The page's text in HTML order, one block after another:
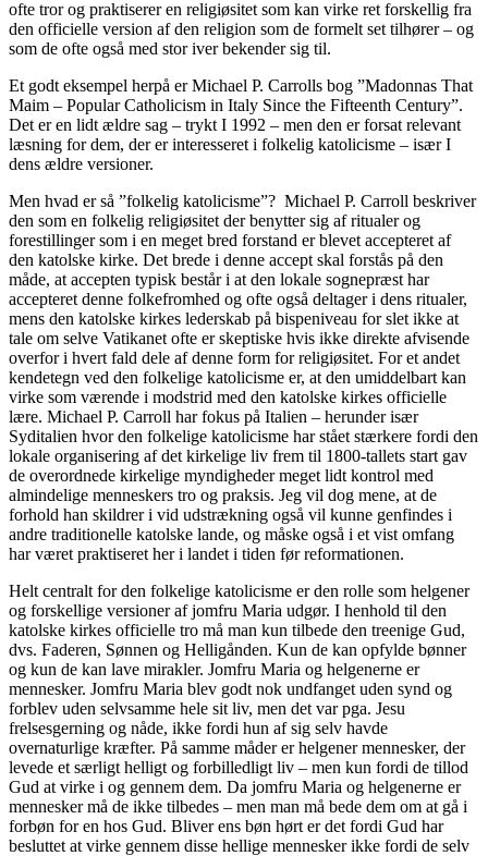
ofte tror og praktiserer en religiøsitet som kan virke ret forskellig fra
den officielle version af den religion som de formelt set tilhører – og
som de ofte også med stor iver bekender sig til.
Et godt eksempel herpå er Michael P. Carrolls bog ”Madonnas That
Maim – Popular Catholicism in Italy Since the Fifteenth Century”.
Det er en lidt ældre sag – trykt I 1992 – men den er forsat relevant
læsning for dem, der er interesseret i folkelig katolicisme – især I
dens ældre versioner.
Men hvad er så ”folkelig katolicisme”? Michael P. Carroll beskriver
den som en folkelig religiøsitet der benytter sig af ritualer og
forestillinger som i en meget bred forstand er blevet accepteret af
den katolske kirke. Det brede i denne accept skal forstås på den
måde, at accepten typisk består i at den lokale sognepræst har
accepteret denne folkefromhed og ofte også deltager i dens ritualer,
mens den katolske kirkes lederskab på bispeniveau for slet ikke at
tale om selve Vatikanet ofte er skeptiske hvis ikke direkte afvisende
overfor i hvert fald dele af denne form for religiøsitet. For et andet
kendetegn ved den folkelige katolicisme er, at den umiddelbart kan
virke som værende i modstrid med den katolske kirkes officielle
lære. Michael P. Carroll har fokus på Italien – herunder især
Syditalien hvor den folkelige katolicisme har stået stærkere fordi den
lokale organisering af det kirkelige liv frem til 1800-tallets start gav
de overordnede kirkelige myndigheder meget lidt kontrol med
almindelige menneskers tro og praksis. Jeg vil dog mene, at de
forhold han skildrer i vid udstrækning også vil kunne genfindes i
andre traditionelle katolske lande, og måske også i et vist omfang
har været praktiseret her i landet i tiden før reformationen.
Helt centralt for den folkelige katolicisme er den rolle som helgener
og forskellige versioner af jomfru Maria udgør. I henhold til den
katolske kirkes officielle tro må man kun tilbede den treenige Gud,
dvs. Faderen, Sønnen og Helligånden. Kun de kan opfylde bønner
og kun de kan lave mirakler. Jomfru Maria og helgenerne er
mennesker. Jomfru Maria blev godt nok undfanget uden synd og
forblev uden selvsamme hele sit liv, men det var pga. Jesu
frelsesgerning og nåde, ikke fordi hun af sig selv havde
overnaturlige kræfter. På samme måder er helgener mennesker, der
levede et særligt helligt og forbilledligt liv – men kun fordi de tillod
Gud at virke i og gennem dem. Da jomfru Maria og helgenerne er
mennesker må de ikke tilbedes – men man må bede dem om at gå i
forbøn for en hos Gud. Bliver ens bøn hørt er det fordi Gud har
besluttet at virke gennem disse hellige mennesker ikke fordi de selv